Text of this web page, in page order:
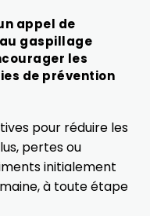
appel de
gaspillage
les
de prévention
pour réduire les
pertes ou
initialement
à toute étape